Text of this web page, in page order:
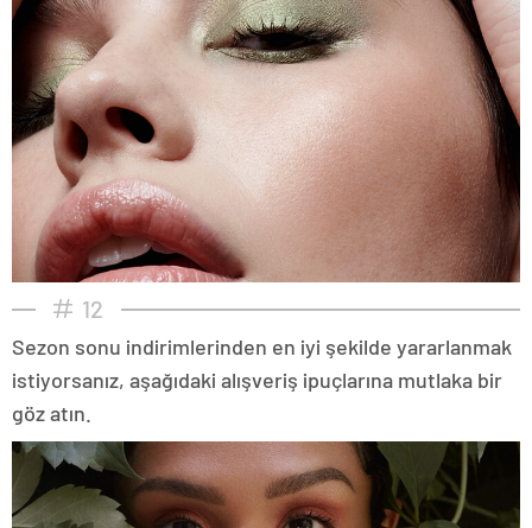
12
Sezon sonu indirimlerinden en iyi şekilde yararlanmak
istiyorsanız, aşağıdaki alışveriş ipuçlarına mutlaka bir
göz atın.